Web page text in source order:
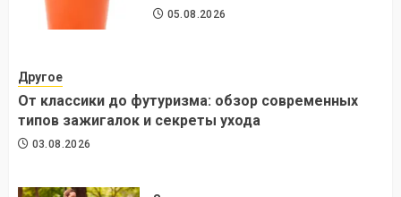
05.08.2026
Другое
От классики до футуризма: обзор современных
типов зажигалок и секреты ухода
03.08.2026